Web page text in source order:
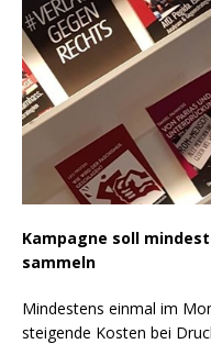
Kampagne soll
sammeln
Mindestens einmal im
steigende Kosten bei